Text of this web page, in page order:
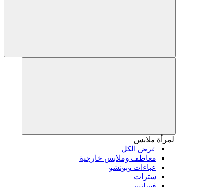
المرأة ملابس
عرض الكل
معاطف وملابس خارجية
عباءات وبونشو
سترات